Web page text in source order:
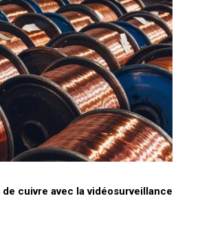
cuivre avec la vidéosurveillance